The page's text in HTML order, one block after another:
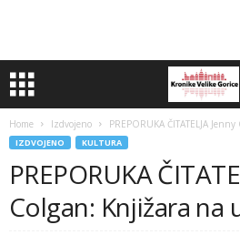
Home Izdvojeno PREPORUKA ČITATELJA
IZDVOJENO KULTURA
PREPORUKA
Colgan: Knjižara na